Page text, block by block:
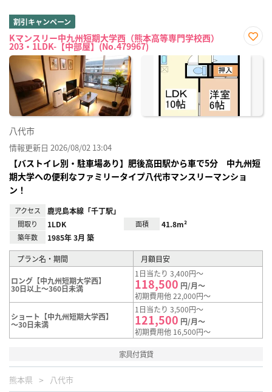
割引キャンペーン
Kマンスリー中九州短期大学西（熊本高等専門学校西）
203・1LDK-【中部屋】(No.479967)
に入
八代市
情報更新日 2026/08/02 13:04
【バストイレ別・駐車場あり】肥後高田駅から車で5分 中九州短
期大学への便利なファミリータイプ八代市マンスリーマンショ
ン！
アクセス 鹿児島本線「千丁駅」
間取り 1LDK 面積 41.8m²
築年数 1985年 3月 築
プラン名・期間 月額目安
ロング【中九州短期大学西】
30日以上～360日未満
1日当たり 3,400円～
118,500 円/月～
初期費用他 22,000円～
ショート【中九州短期大学西】
～30日未満
1日当たり 3,500円～
121,500 円/月～
初期費用他 16,500円～
家具付賃貸
熊本県 八代市